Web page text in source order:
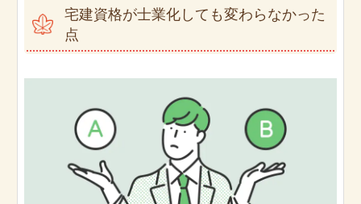
宅建資格が士業化しても変わらなかった
点